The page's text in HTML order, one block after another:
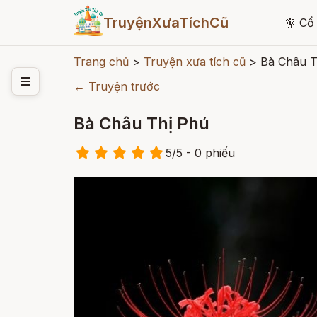
TruyệnXưaTíchCũ 🧚
Trang chủ > Truyện xưa tích cũ > Bà Châu
← Truyện trước
Bà Châu Thị Phú
5/5 - 0 phiếu